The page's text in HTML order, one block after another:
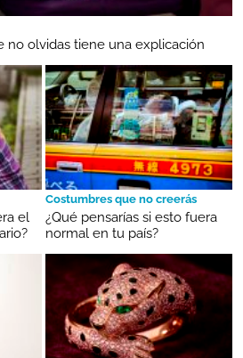
no olvidas tiene una explicación
el
Costumbres que no creerás
¿Qué pensarías si esto fuera
normal en tu país?